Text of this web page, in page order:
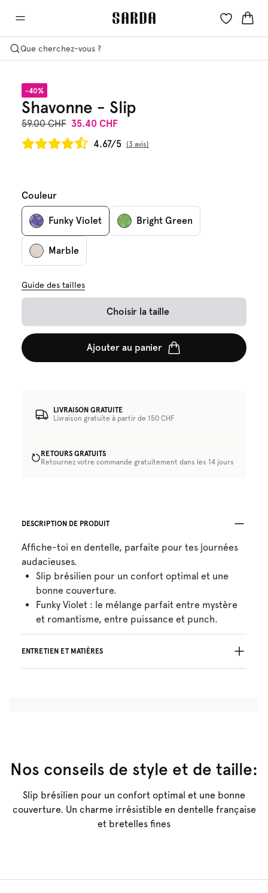
Que cherchez-vous ?
-40%
Shavonne - Slip
59.00 CHF 35.40 CHF
4.67/5
3 avis
Couleur
Funky Violet Bright Green
Marble
Guide des tailles
Choisir la taille
Ajouter au panier
LIVRAISON GRATUITE
Livraison gratuite à partir de 150 CHF
RETOURS GRATUITS
Retournez votre commande gratuitement dans les 14 jours
DESCRIPTION DE PRODUIT
Affiche-toi en dentelle, parfaite pour tes journées
audacieuses.
Slip brésilien pour un confort optimal et une
bonne couverture.
Funky Violet : le mélange parfait entre mystère
et romantisme, entre puissance et punch.
ENTRETIEN ET MATIÈRES
Coton:12%, Polyamide:67%, Elasthanne:21%
Nos conseils de style et de taille:
Slip brésilien pour un confort optimal et une bonne
couverture. Un charme irrésistible en dentelle française
et bretelles fines